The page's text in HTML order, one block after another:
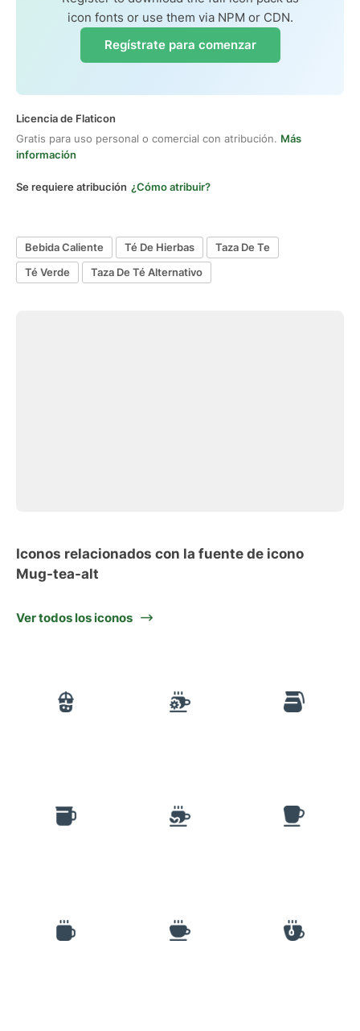
icon fonts or use them via NPM or CDN.
Regístrate para comenzar
Licencia de Flaticon
Gratis para uso personal o comercial con atribución. Más
información
Se requiere atribución ¿Cómo atribuir?
Bebida Caliente Té De Hierbas
Taza De Te
Té Verde
Taza De Té Alternativo
Iconos relacionados con la fuente de icono
Mug-tea-alt
Ver todos los iconos